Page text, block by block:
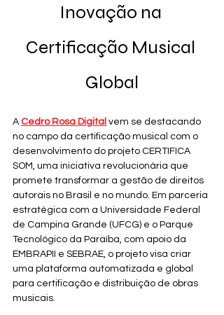
Inovação na
Certificação Musical
Global
A Cedro Rosa Digital vem se destacando
no campo da certificação musical com o
desenvolvimento do projeto CERTIFICA
SOM, uma iniciativa revolucionária que
promete transformar a gestão de direitos
autorais no Brasil e no mundo. Em parceria
estratégica com a Universidade Federal
de Campina Grande (UFCG) e o Parque
Tecnológico da Paraíba, com apoio da
EMBRAPII e SEBRAE, o projeto visa criar
uma plataforma automatizada e global
para certificação e distribuição de obras
musicais.